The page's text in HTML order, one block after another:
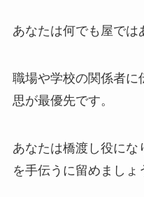
あなたは何でも屋では
職場や学校の関係者に
思が最優先です。
あなたは橋渡し役にな
を手伝うに留めましょ